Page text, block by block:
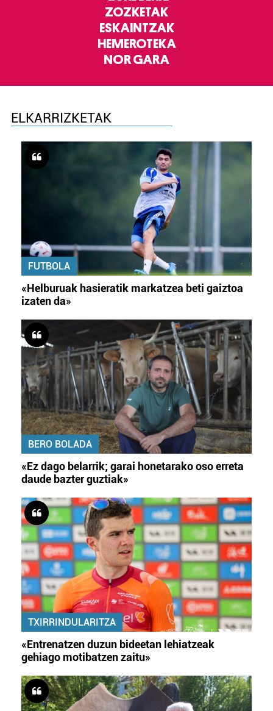
ZOZKETAK
ESKAINTZAK
HEMEROTEKA
NOR GARA
ELKARRIZKETAK
FUTBOLA
«Helburuak hasieratik markatzea beti gaiztoa
izaten da»
BERO BOLADA
«Ez dago belarrik; garai honetarako oso erreta
daude bazter guztiak»
TXIRRINDULARITZA
«Entrenatzen duzun bideetan lehiatzeak
gehiago motibatzen zaitu»